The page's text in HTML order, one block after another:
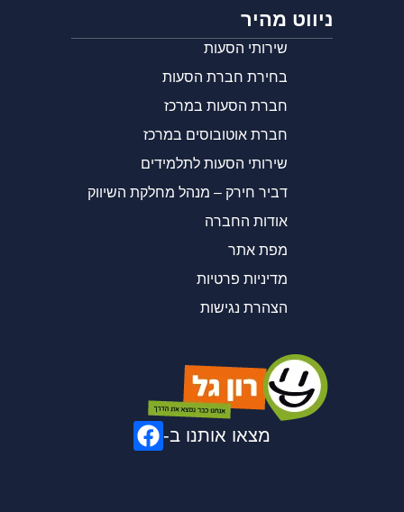
ניווט מהיר
שירותי הסעות
בחירת חברת הסעות
חברת הסעות במרכז
חברת אוטובוסים במרכז
שירותי הסעות לתלמידים
דביר חירק – מנהל מחלקת השיווק
אודות החברה
מפת אתר
מדיניות פרטיות
הצהרת נגישות